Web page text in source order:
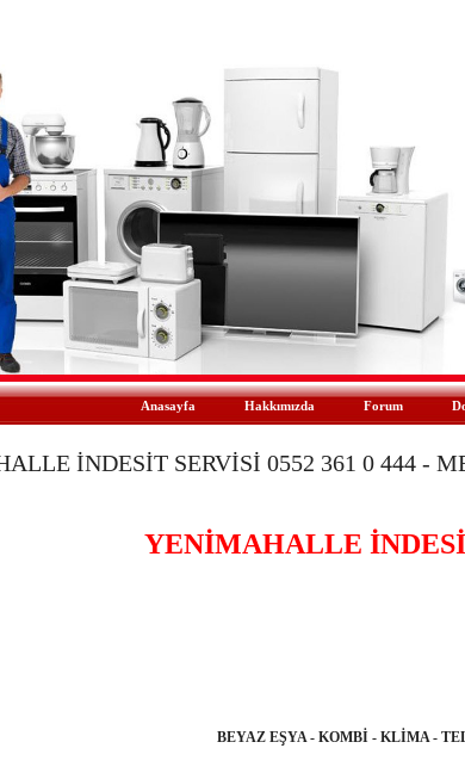
Anasayfa Hakkımızda Forum
İNDESİT SERVİSİ 0552 361 0 444 -
YENİMAHALLE
BEYAZ EŞYA - KOMBİ - KLİMA -